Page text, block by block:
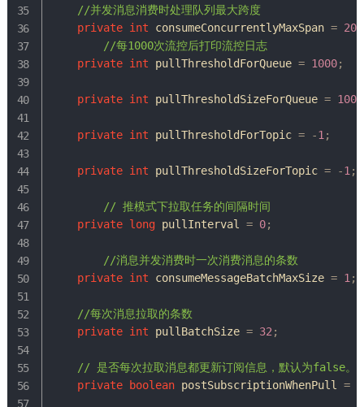
//并发消息消费时处理队列最大跨度
private int consumeConcurrentlyMaxSpan =
//每1000次流控后打印流控日志
private int pullThresholdForQueue = 1000;
private int pullThresholdSizeForQueue = 100;
private int pullThresholdForTopic = -1;
private int pullThresholdSizeForTopic = -1;
// 推模式下拉取任务的间隔时间
private long pullInterval = 0;
//消息并发消费时一次消费消息的条数
private int consumeMessageBatchMaxSize = 1;
//每次消息拉取的条数
private int pullBatchSize = 32;
// 是否每次拉取消息都更新订阅信息，默认为false。
private
boolean postSubscriptionWhenPull =